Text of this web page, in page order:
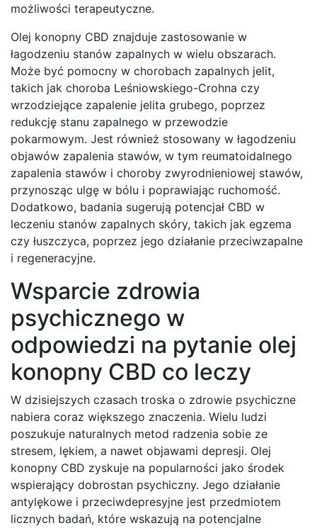
możliwości terapeutyczne.
Olej konopny CBD znajduje zastosowanie w
łagodzeniu stanów zapalnych w wielu obszarach.
Może być pomocny w chorobach zapalnych jelit,
takich jak choroba Leśniowskiego-Crohna czy
wrzodziejące zapalenie jelita grubego, poprzez
redukcję stanu zapalnego w przewodzie
pokarmowym. Jest również stosowany w łagodzeniu
objawów zapalenia stawów, w tym reumatoidalnego
zapalenia stawów i choroby zwyrodnieniowej stawów,
przynosząc ulgę w bólu i poprawiając ruchomość.
Dodatkowo, badania sugerują potencjał CBD w
leczeniu stanów zapalnych skóry, takich jak egzema
czy łuszczyca, poprzez jego działanie przeciwzapalne
i regeneracyjne.
Wsparcie zdrowia
psychicznego w
odpowiedzi na pytanie olej
konopny CBD co leczy
W dzisiejszych czasach troska o zdrowie psychiczne
nabiera coraz większego znaczenia. Wielu ludzi
poszukuje naturalnych metod radzenia sobie ze
stresem, lękiem, a nawet objawami depresji. Olej
konopny CBD zyskuje na popularności jako środek
wspierający dobrostan psychiczny. Jego działanie
antylękowe i przeciwdepresyjne jest przedmiotem
licznych badań, które wskazują na potencjalne